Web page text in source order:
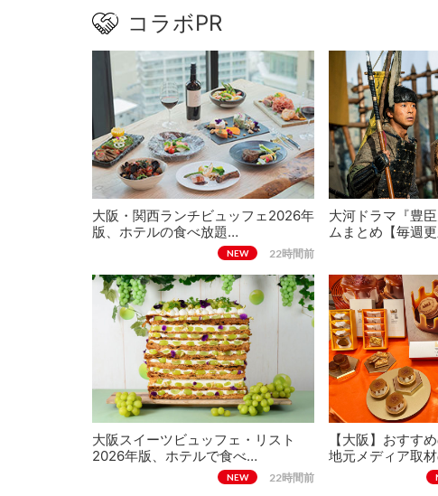
コラボPR
大阪・関西ランチビュッフェ2026年
版、ホテルの食べ放題…
NEW 22時間前
大河ドラマ『豊
ムまとめ【毎週更
大阪スイーツビュッフェ・リスト
2026年版、ホテルで食べ…
NEW 22時間前
【大阪】おすす
地元メディア取